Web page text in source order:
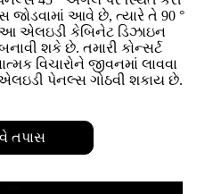
આવે છે, ત્યારે તે 90 °
આ એલઇડી કેબિનેટ ડિઝાઇન
શકે છે. તમારી કોન્સર્ટ
વિચારોને જીવનમાં લાવવા
પેનલ્સ ગોઠવી શકાય છે.
તપાસ